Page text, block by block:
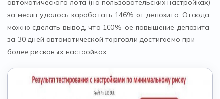
автоматического лота (на пользовательских настройках)
за месяц удалось заработать 146% от депозита. Отсюда
можно сделать вывод, что 100%-ое повышение депозита
за 30 дней автоматической торговли достигаемо при
более рисковых настройках.